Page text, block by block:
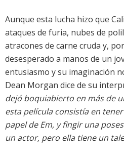
Aunque esta lucha hizo que
ataques de furia, nubes de
atracones de carne cruda y,
desesperado a manos de un
entusiasmo y su imaginación
Dean Morgan dice de su
dejó boquiabierto en más de
esta película consistía en
papel de Em, y fingir una
un actor, pero ella tiene un